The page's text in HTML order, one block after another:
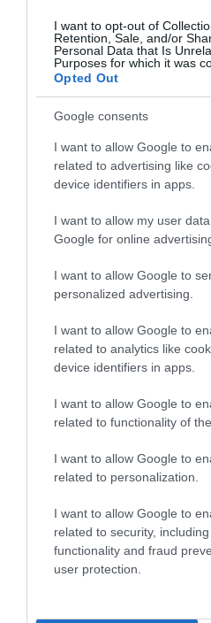
I want to opt-out of
Retention, Sale, and/or
Personal Data that Is
Purposes for which it was
Opted Out
Google consents
I want to allow Google to
related to advertising like
device identifiers in apps.
I want to allow my user
Google for online
I want to allow Google to
personalized advertising.
I want to allow Google to
related to analytics like
device identifiers in apps.
I want to allow Google to
related to functionality of
I want to allow Google to
related to personalization.
I want to allow Google to
related to security,
functionality and fraud
user protection.
ΡΟΗ ΕΙΔΗΣΕΩΝ
Το χρηματοδοτούμενο
από την ΕΕ έργο “The
Gaming Police”